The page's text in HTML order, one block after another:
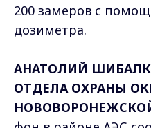
200 замеров с
дозиметра.
АНАТОЛИЙ
ОТДЕЛА ОХРАНЫ